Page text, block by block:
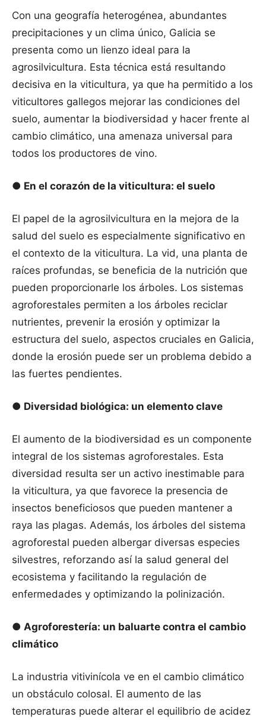
Con una geografía heterogénea, abundantes
precipitaciones y un clima único, Galicia se
presenta como un lienzo ideal para la
agrosilvicultura. Esta técnica está resultando
decisiva en la viticultura, ya que ha permitido a los
viticultores gallegos mejorar las condiciones del
suelo, aumentar la biodiversidad y hacer frente al
cambio climático, una amenaza universal para
todos los productores de vino.
● En el corazón de la viticultura: el suelo
El papel de la agrosilvicultura en la mejora de la
salud del suelo es especialmente significativo en
el contexto de la viticultura. La vid, una planta de
raíces profundas, se beneficia de la nutrición que
pueden proporcionarle los árboles. Los sistemas
agroforestales permiten a los árboles reciclar
nutrientes, prevenir la erosión y optimizar la
estructura del suelo, aspectos cruciales en Galicia,
donde la erosión puede ser un problema debido a
las fuertes pendientes.
● Diversidad biológica: un elemento clave
El aumento de la biodiversidad es un componente
integral de los sistemas agroforestales. Esta
diversidad resulta ser un activo inestimable para
la viticultura, ya que favorece la presencia de
insectos beneficiosos que pueden mantener a
raya las plagas. Además, los árboles del sistema
agroforestal pueden albergar diversas especies
silvestres, reforzando así la salud general del
ecosistema y facilitando la regulación de
enfermedades y optimizando la polinización.
● Agroforestería: un baluarte contra el cambio
climático
La industria vitivinícola ve en el cambio climático
un obstáculo colosal. El aumento de las
temperaturas puede alterar el equilibrio de acidez